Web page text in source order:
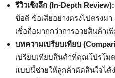
รีวิวเชิงลึก (In-Depth Review):
ข้อดี ข้อเสียอย่างตรงไปตรงม
เชื่อถือมากกว่าการอวยสินค้าเพี
บทความเปรียบเทียบ
เปรียบเทียบสินค้าที่คุณโปรโม
แบบนี้ช่วยให้ลูกค้าตัดสินใจได้